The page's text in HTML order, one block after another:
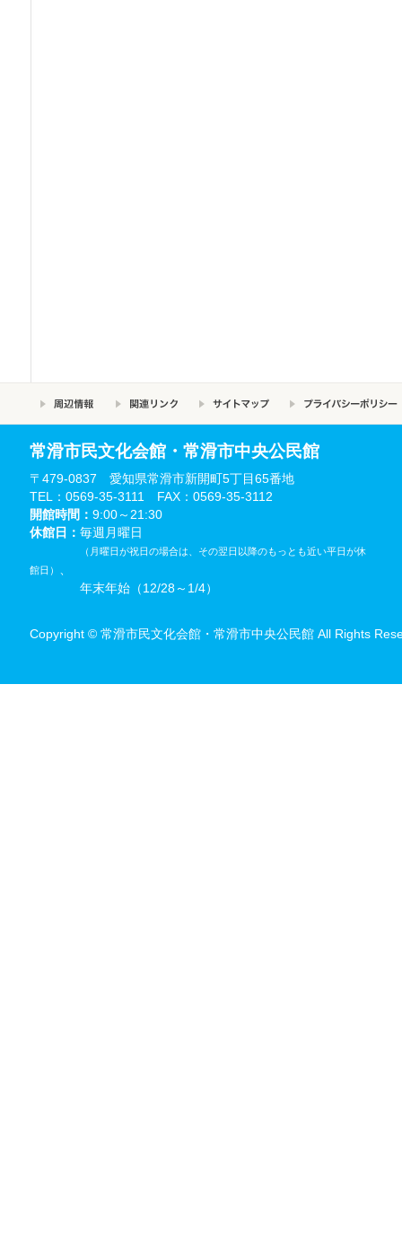
常滑市民文化会館・常滑市中央公民館
〒479-0837 愛知県常滑市新開町5丁目65番地
TEL：0569-35-3111 FAX：0569-35-3112
開館時間： 9:00～21:30
休館日： 毎週月曜日
（月曜日が祝日の場合は、その翌日以降のもっとも近い平日が休
館日）
、
年末年始（12/28～1/4）
Copyright © 常滑市民文化会館・常滑市中央公民館 All Rights